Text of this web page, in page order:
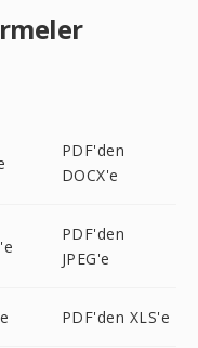
PDF'den
DOCX'e
PDF'den
JPEG'e
PDF'den XLS'e